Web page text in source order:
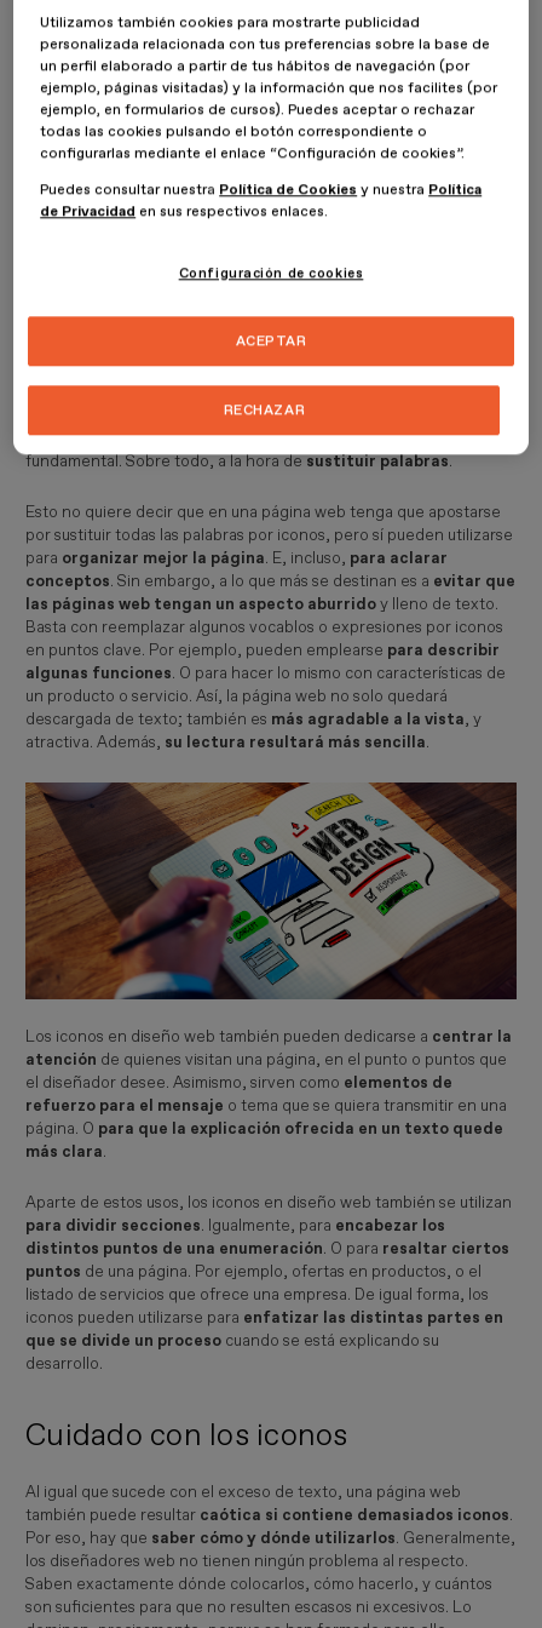
iconos en diseño web
Hasta ahora, con la breve definición que hemos apuntado, puedes
hacerte una idea de cómo son los iconos en el diseño. Pero en
concreto, en la web, es probable que tengasdudas sobre su uso,
o lo que transmitena quienes entren en ella. También
importancia real que tienenen el diseño web. A continuación
cómo se utilizan
La definición de los iconos en diseño web no dista mucho de la
que tiene en otras disciplinas: siguen siendouna herramienta
visual con mucha potencia. De las que más tienen en la creación
de páginas web. Y, dado quese utilizan para explicar conceptos
e ideasde manera visual, su papel en esta vertiente del diseño es
fundamental. Sobre todo, a la hora desustituir palabras.
Esto no quiere decir que en una página web tenga que apostarse
por sustituir todas las palabras por iconos, pero sí pueden utilizarse
para organizar mejor la página. E, incluso, para aclarar
conceptos. Sin embargo, a lo que más se destinan es a evitar que
las páginas web tengan un aspecto aburridoy lleno de texto.
Basta con reemplazar algunos vocablos o expresiones por iconos
en puntos clave. Por ejemplo, pueden emplearse para describir
algunas funciones. O para hacer lo mismo con características de
un producto o servicio. Así, la página web no solo quedará
descargada de texto; también es más agradable a la vista, y
atractiva. Además, su lectura resultará más sencilla.
Los iconos en diseño web también pueden dedicarse a centrar la
atención de quienes visitan una página, en el punto o puntos que
el diseñador desee. Asimismo, sirven como elementos de
refuerzo para el mensaje o tema que se quiera transmitir en una
página. O para que la explicación ofrecida en un texto quede
más clara.
Aparte de estos usos, los iconos en diseño web también se utilizan
para dividir secciones. Igualmente, para encabezar los
distintos puntos de una enumeración. O para resaltar ciertos
puntos de una página. Por ejemplo, ofertas en productos, o el
listado de servicios que ofrece una empresa. De igual forma, los
iconos pueden utilizarse para enfatizar las distintas partes en
que se divide un proceso cuando se está explicando su
desarrollo.
Cuidado con los iconos
Al igual que sucede con el exceso de texto, una página web
también puede resultar caótica si contiene demasiados iconos.
Por eso, hay que saber cómo y dónde utilizarlos. Generalmente,
los diseñadores web no tienen ningún problema al respecto.
Saben exactamente dónde colocarlos, cómo hacerlo, y cuántos
son suficientes para que no resulten escasos ni excesivos. Lo
Utilizamos también cookies para mostrarte publicidad
personalizada relacionada con tus preferencias sobre la base de
un perfil elaborado a partir de tus hábitos de navegación (por
ejemplo, páginas visitadas) y la información que nos facilites (por
ejemplo, en formularios de cursos). Puedes aceptar o rechazar
todas las cookies pulsando el botón correspondiente o
configurarlas mediante el enlace “Configuración de cookies”.
Puedes consultar nuestra Política de Cookies y nuestra Política
de Privacidad en sus respectivos enlaces.
Configuración de cookies
RECHAZAR
ACEPTAR